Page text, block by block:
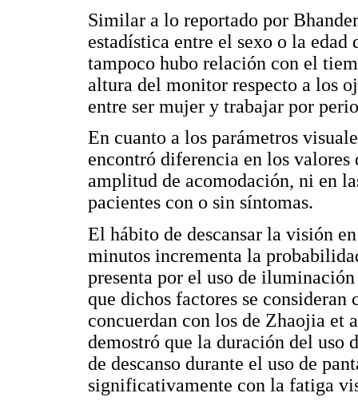
Similar a lo reportado por
estadística entre el sexo o la
tampoco hubo relación con el
altura del monitor respecto a los
entre ser mujer y trabajar por
En cuanto a los parámetros
encontró diferencia en los
amplitud de acomodación, ni en
pacientes con o sin síntomas.
El hábito de descansar la visión
minutos incrementa la
presenta por el uso de
que dichos factores se consideran
concuerdan con los de Zhaojia et
demostró que la duración del uso
de descanso durante el uso de
significativamente con la fatiga